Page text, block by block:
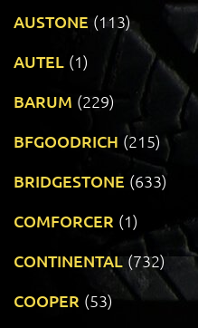
AUSTONE (113)
AUTEL (1)
BARUM (229)
BFGOODRICH (215)
BRIDGESTONE (633)
COMFORCER (1)
CONTINENTAL (732)
COOPER (53)